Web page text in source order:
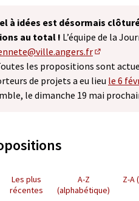
à idées est désormais
au total ! L’équipe de la
(S'ouvre
les propositions sont
de projets a eu lieu le 6
le dimanche 19 mai
Les plus
récentes
A-Z
(alphabétique)
Z-A